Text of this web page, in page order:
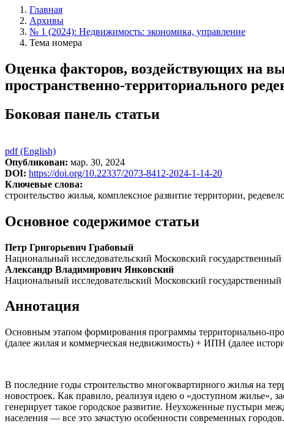
Главная
Архивы
№ 1 (2024): Недвижимость: экономика, управление
Тема номера
Оценка факторов, воздействующих на
пространственно-территориального
Боковая панель статьи
pdf (English)
Опубликован: мар. 30, 2024
DOI: https://doi.org/10.22337/2073-8412-2024-1-14-20
Ключевые слова:
строительство жилья, комплексное развитие территории,
Основное содержимое статьи
Петр Григорьевич Грабовый
Национальный исследовательский Московский
Александр Владимирович Янковский
Национальный исследовательский Московский
Аннотация
Основным этапом формирования программы территориально-
(далее жилая и коммерческая недвижимость) + ИПН (далее
В последние годы строительство многоквартирного жилья на
новостроек. Как правило, реализуя идею о «доступном жилье»,
генерирует такое городское развитие. Неухоженные пустыри
населения — все это зачастую особенности современных городов.